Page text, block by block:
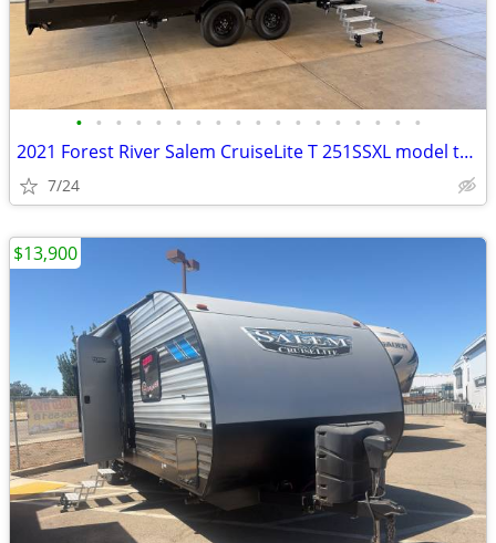
• • • • • • • • • • • • • • • • • •
2021 Forest River Salem CruiseLite T 251SSXL model toy hauler 26FT
7/24
$13,900